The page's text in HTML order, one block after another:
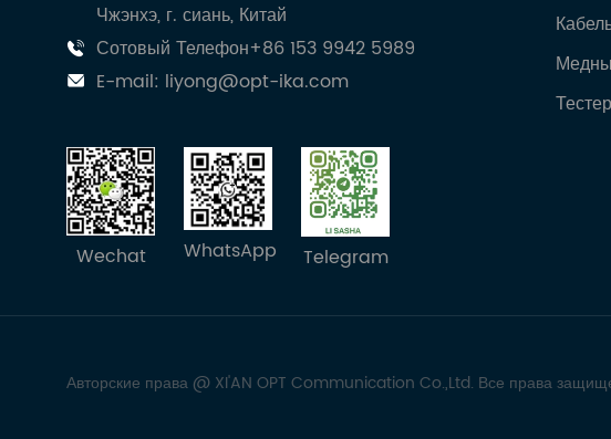
Чжэнхэ, г. сиань, Китай
Сотовый Телефон+86 153 9942 5989
E-mail: liyong@opt-ika.com
Wechat WhatsApp Telegram
Авторские права @ XI'AN OPT Communication Co.,Ltd. Все права